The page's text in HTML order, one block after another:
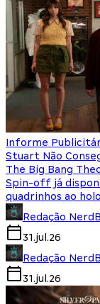
Informe
Stuart Não
The Big Bang
Spin-off já
quadrinhos ao
Redação
31.jul.26
Redação
31.jul.26